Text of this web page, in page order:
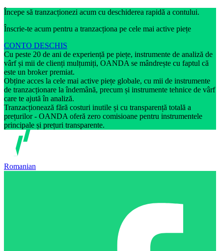
Începe să tranzacționezi acum cu deschiderea rapidă a contului.
Înscrie-te acum pentru a tranzacționa pe cele mai active piețe
CONTO DESCHIS
Cu peste 20 de ani de experiență pe piețe, instrumente de analiză de
vârf și mii de clienți mulțumiți, OANDA se mândrește cu faptul că
este un broker premiat.
Obține acces la cele mai active piețe globale, cu mii de instrumente
de tranzacționare la îndemână, precum și instrumente tehnice de vârf
care te ajută în analiză.
Tranzacționează fără costuri inutile și cu transparență totală a
prețurilor - OANDA oferă zero comisioane pentru instrumentele
principale și prețuri transparente.
Romanian